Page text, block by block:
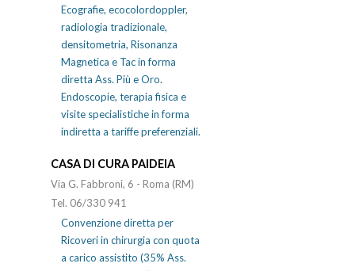
Ecografie, ecocolordoppler,
radiologia tradizionale,
densitometria, Risonanza
Magnetica e Tac in forma
diretta Ass. Più e Oro.
Endoscopie, terapia fisica e
visite specialistiche in forma
indiretta a tariffe preferenziali.
CASA DI CURA PAIDEIA
Via G. Fabbroni, 6 - Roma (RM)
Tel. 06/330 941
Convenzione diretta per
Ricoveri in chirurgia con quota
a carico assistito (35% Ass.